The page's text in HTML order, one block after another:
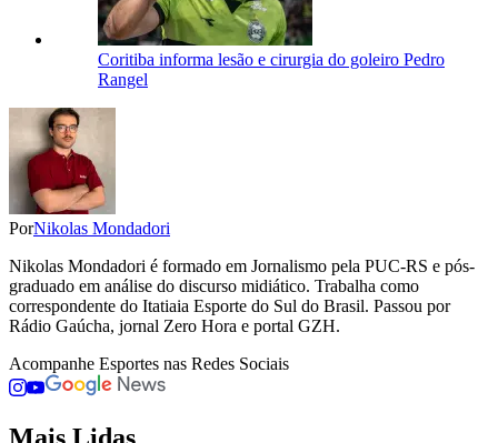
Coritiba informa lesão e cirurgia do goleiro Pedro
Rangel
PorNikolas Mondadori
Nikolas Mondadori é formado em Jornalismo pela PUC-RS e pós-
graduado em análise do discurso midiático. Trabalha como
correspondente do Itatiaia Esporte do Sul do Brasil. Passou por
Rádio Gaúcha, jornal Zero Hora e portal GZH.
Acompanhe Esportes nas Redes Sociais